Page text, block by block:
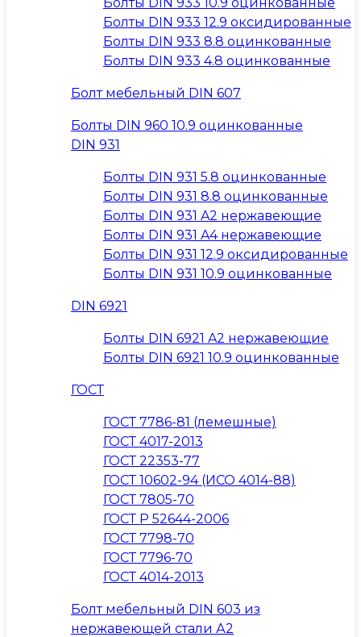
Болты DIN 933 12.9 оксидированные
Болты DIN 933 8.8 оцинкованные
Болты DIN 933 4.8 оцинкованные
Болт мебельный DIN 607
Болты DIN 960 10.9 оцинкованные
DIN 931
Болты DIN 931 5.8 оцинкованные
Болты DIN 931 8.8 оцинкованные
Болты DIN 931 A2 нержавеющие
Болты DIN 931 A4 нержавеющие
Болты DIN 931 12.9 оксидированные
Болты DIN 931 10.9 оцинкованные
DIN 6921
Болты DIN 6921 A2 нержавеющие
Болты DIN 6921 10.9 оцинкованные
ГОСТ
ГОСТ 7786-81 (лемешные)
ГОСТ 4017-2013
ГОСТ 22353-77
ГОСТ 10602-94 (ИСО 4014-88)
ГОСТ 7805-70
ГОСТ Р 52644-2006
ГОСТ 7798-70
ГОСТ 7796-70
ГОСТ 4014-2013
Болт мебельный DIN 603 из
нержавеющей стали А2